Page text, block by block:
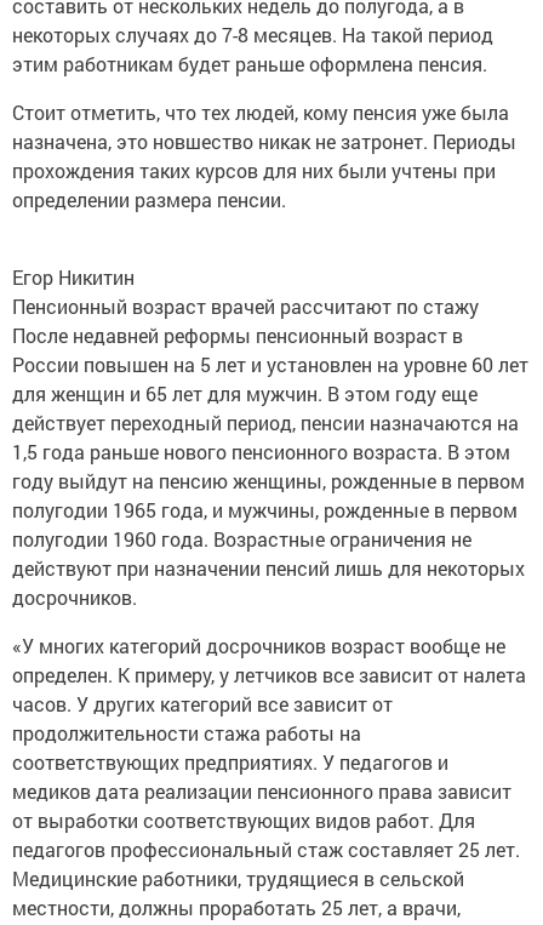
некоторых случаях до 7-8 месяцев. На такой период
этим работникам будет раньше оформлена пенсия.
назначена, это новшество никак не затронет. Периоды
прохождения таких курсов для них были учтены при
определении размера пенсии.
Пенсионный возраст врачей рассчитают по стажу
После недавней реформы пенсионный возраст в
России повышен на 5 лет и установлен на уровне 60 лет
для женщин и 65 лет для мужчин. В этом году еще
действует переходный период, пенсии назначаются на
1,5 года раньше нового пенсионного возраста. В этом
году выйдут на пенсию женщины, рожденные в первом
полугодии 1965 года, и мужчины, рожденные в первом
полугодии 1960 года. Возрастные ограничения не
действуют при назначении пенсий лишь для некоторых
досрочников.
определен. К примеру, у летчиков все зависит от налета
часов. У других категорий все зависит от
продолжительности стажа работы на
соответствующих предприятиях. У педагогов и
медиков дата реализации пенсионного права зависит
от выработки соответствующих видов работ. Для
педагогов профессиональный стаж составляет 25 лет.
Медицинские работники, трудящиеся в сельской
местности, должны проработать 25 лет, а врачи,
работающие в городе или на селе, — 30 лет», —